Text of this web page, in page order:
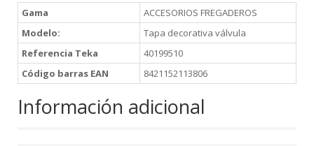
Gama
ACCESORIOS FREGADEROS
Modelo:
Tapa decorativa válvula
Referencia Teka
40199510
Código barras EAN
8421152113806
Información adicional